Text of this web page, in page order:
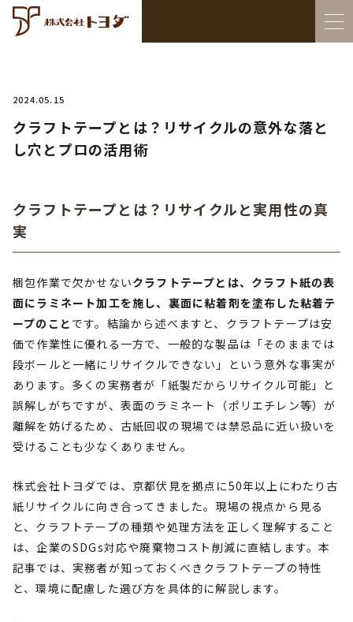
2024.05.15
クラフトテープとは？リサイクルの意外な落と
し穴とプロの活用術
クラフトテープとは？リサイクルと実用性の真
実
梱包作業で欠かせないクラフトテープとは、クラフト紙の表
面にラミネート加工を施し、裏面に粘着剤を塗布した粘着テ
ープのこと です。結論から述べますと、クラフトテープは安
価で作業性に優れる一方で、一般的な製品は「そのままでは
段ボールと一緒にリサイクルできない」という意外な事実が
あります。多くの実務者が「紙製だからリサイクル可能」と
誤解しがちですが、表面のラミネート（ポリエチレン等）が
離解を妨げるため、古紙回収の現場では禁忌品に近い扱いを
受けることも少なくありません。
株式会社トヨダでは、京都伏見を拠点に50年以上にわたり古
紙リサイクルに向き合ってきました。現場の視点から見る
と、クラフトテープの種類や処理方法を正しく理解すること
は、企業のSDGs対応や廃棄物コスト削減に直結します。本
記事では、実務者が知っておくべきクラフトテープの特性
と、環境に配慮した選び方を具体的に解説します。